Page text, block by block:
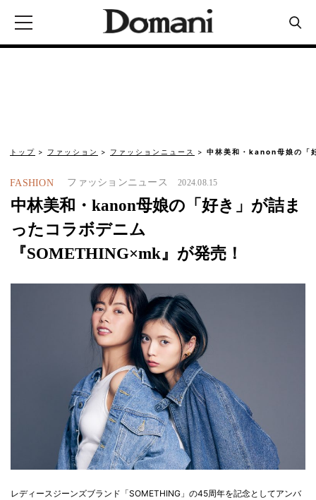
トップ ファッション ファッションニュース 中林美和・kanon母娘の「
FASHION ファッションニュース 2024.08.15
中林美和・kanon母娘の「好き」が詰ま
ったコラボデニム
『SOMETHING×mk』が発売！
レディースジーンズブランド「SOMETHING」の45周年を記念としてアンバ